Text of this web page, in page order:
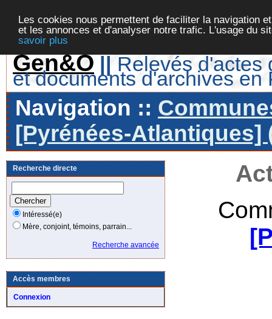
Les cookies nous permettent de faciliter la navigation
et les annonces et d'analyser notre trafic. L'usage du
savoir plus
Gen&O || Relevés d'actes
et documents d'archives en
Navigation ::
[Pyrénées-Atlantiques]
Recherche directe
Intéressé(e)
Mère, conjoint, témoins, parrain...
Recherche avancée
Accès membres
Connexion